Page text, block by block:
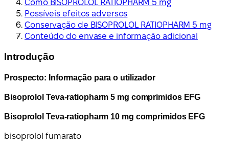
Como BISOPROLOL RATIOPHARM 5 mg
Possíveis efeitos adversos
Conservação de BISOPROLOL RATIOPHARM 5 mg
Conteúdo do envase e informação adicional
Introdução
Prospecto: Informação para o utilizador
Bisoprolol Teva-ratiopharm 5 mg comprimidos EFG
Bisoprolol Teva-ratiopharm 10 mg comprimidos EFG
bisoprolol fumarato